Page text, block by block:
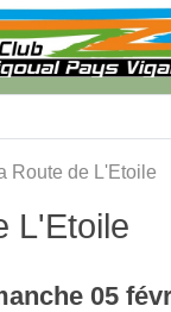
Route de L'Etoile
L'Etoile
05
cookies